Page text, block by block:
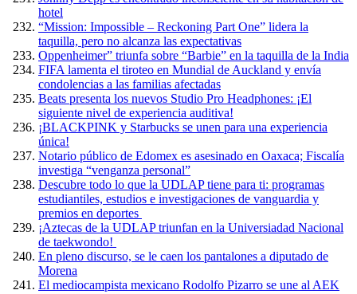
hotel
“Mission: Impossible – Reckoning Part One” lidera la
taquilla, pero no alcanza las expectativas
Oppenheimer” triunfa sobre “Barbie” en la taquilla de la India
FIFA lamenta el tiroteo en Mundial de Auckland y envía
condolencias a las familias afectadas
Beats presenta los nuevos Studio Pro Headphones: ¡El
siguiente nivel de experiencia auditiva!
¡BLACKPINK y Starbucks se unen para una experiencia
única!
Notario público de Edomex es asesinado en Oaxaca; Fiscalía
investiga “venganza personal”
Descubre todo lo que la UDLAP tiene para ti: programas
estudiantiles, estudios e investigaciones de vanguardia y
premios en deportes
¡Aztecas de la UDLAP triunfan en la Universiadad Nacional
de taekwondo!
En pleno discurso, se le caen los pantalones a diputado de
Morena
El mediocampista mexicano Rodolfo Pizarro se une al AEK